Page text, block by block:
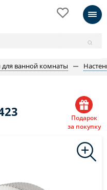
для ванной комнаты
Подарок
за покупку